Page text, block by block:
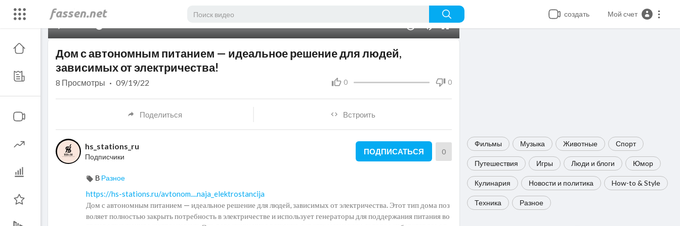
создать Мой счет
Фильмы Музыка Животные Спорт
Путешествия Игры Люди и блоги Юмор
Кулинария Новости и политика How-to & Style
Техника Разное
Дом с автономным питанием — идеальное решение для людей,
зависимых от электричества!
0 0
8 Просмотры · 09/19/22
Поделиться Встроить
hs_stations_ru
Подписчики
ПОДПИСАТЬСЯ 0
В Разное
https://hs-stations.ru/avtonom....naja_elektrostancija
Дом с автономным питанием — идеальное решение для людей, зависимых от электричества. Этот тип дома поз
воляет полностью закрыть потребность в электричестве и использует генераторы для поддержания питания во